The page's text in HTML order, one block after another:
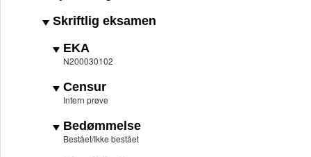
Skriftlig eksamen
EKA
N200030102
Censur
Intern prøve
Bedømmelse
Bestået/Ikke bestået